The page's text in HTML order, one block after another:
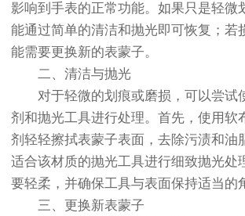
影响到手表的正常功能。如果只是轻微
能通过简单的清洁和抛光即可恢复；若
能需要更换新的表蒙子。
二、清洁与抛光
对于轻微的划痕或磨损，可以尝试
剂和抛光工具进行处理。首先，使用软
剂轻轻擦拭表蒙子表面，去除污渍和油
适合该材质的抛光工具进行细致抛光处
要轻柔，并确保工具与表面保持适当的
三、更换新表蒙子